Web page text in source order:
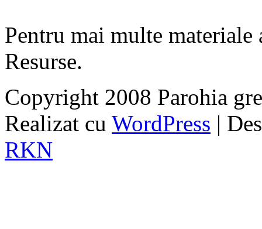
Pentru mai multe materiale
Resurse.
Copyright 2008 Parohia
Realizat cu WordPress |
RKN